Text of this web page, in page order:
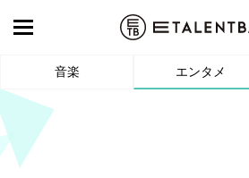
音楽 エンタメ